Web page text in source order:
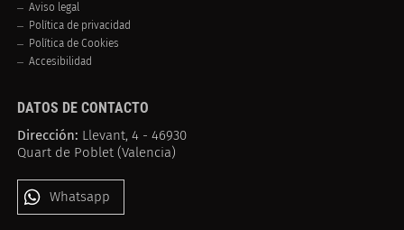
Aviso legal
Política de privacidad
Política de Cookies
Accesibilidad
DATOS DE CONTACTO
Dirección: Llevant, 4 - 46930
Quart de Poblet (Valencia)
Whatsapp